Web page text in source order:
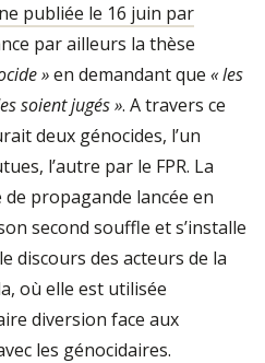
publiée le 16 juin par
par ailleurs la thèse
»en demandant que « les
soient jugés ». A travers ce
deux génocides, l’un
l’autre par le FPR. La
propagande lancée en
second souffle et s’installe
discours des acteurs de la
où elle est utilisée
diversion face aux
les génocidaires.